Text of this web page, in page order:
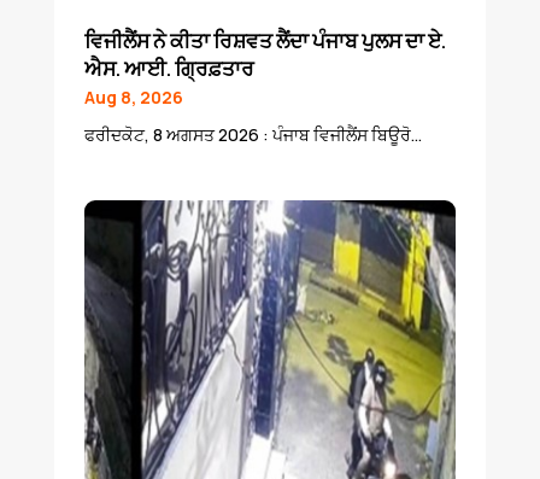
ਵਿਜੀਲੈਂਸ ਨੇ ਕੀਤਾ ਰਿਸ਼ਵਤ ਲੈਂਦਾ ਪੰਜਾਬ ਪੁਲਸ ਦਾ ਏ.
ਐਸ. ਆਈ. ਗ੍ਰਿਫ਼ਤਾਰ
Aug 8, 2026
ਫਰੀਦਕੋਟ, 8 ਅਗਸਤ 2026 : ਪੰਜਾਬ ਵਿਜੀਲੈਂਸ ਬਿਊਰੋ...